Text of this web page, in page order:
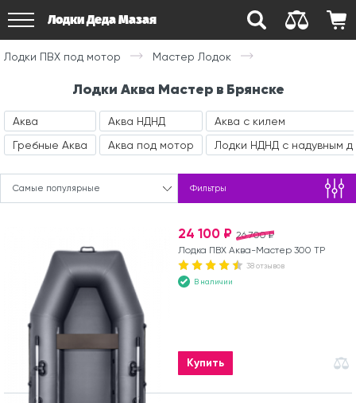
Лодки Деда Мазая
Лодки ПВХ под мотор Мастер Лодок
Лодки Аква Мастер в Брянске
Аква
Гребные Аква
Аква НДНД
Аква под мотор
Аква с килем
Лодки НДНД с надувным
Самые популярные Фильтры
26 700 ₽
24 100 ₽
Лодка ПВХ Аква-Мастер 300 ТР
38 отзывов
В наличии
Купить